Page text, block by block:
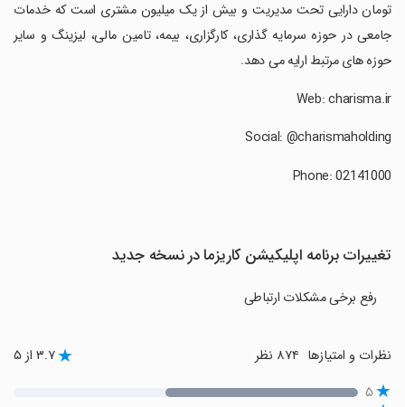
تومان دارایی تحت مدیریت و بیش از یک میلیون مشتری است که خدمات
جامعی در حوزه سرمایه گذاری، کارگزاری، بیمه، تامین مالی، لیزینگ و سایر
حوزه های مرتبط ارایه می دهد.
تغییرات برنامه اپلیکیشن کاریزما در نسخه جدید
رفع برخی مشکلات ارتباطی
نظرات و امتیازها ۳.۷ از ۵
۵